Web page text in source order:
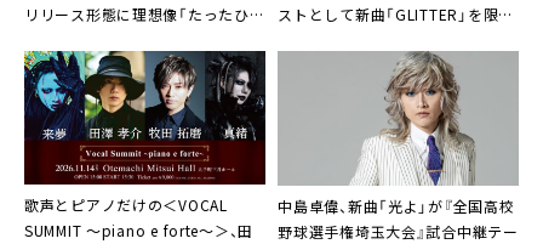
リリース形態に理想像「たったひと
栄」
ストとして新曲「GLITTER」を限定
歌声とピアノだけの＜VOCAL
SUMMIT ～piano e forte～＞、田
中島卓偉、新曲「光よ」が『全国高校
野球選手権埼玉大会』試合中継テー